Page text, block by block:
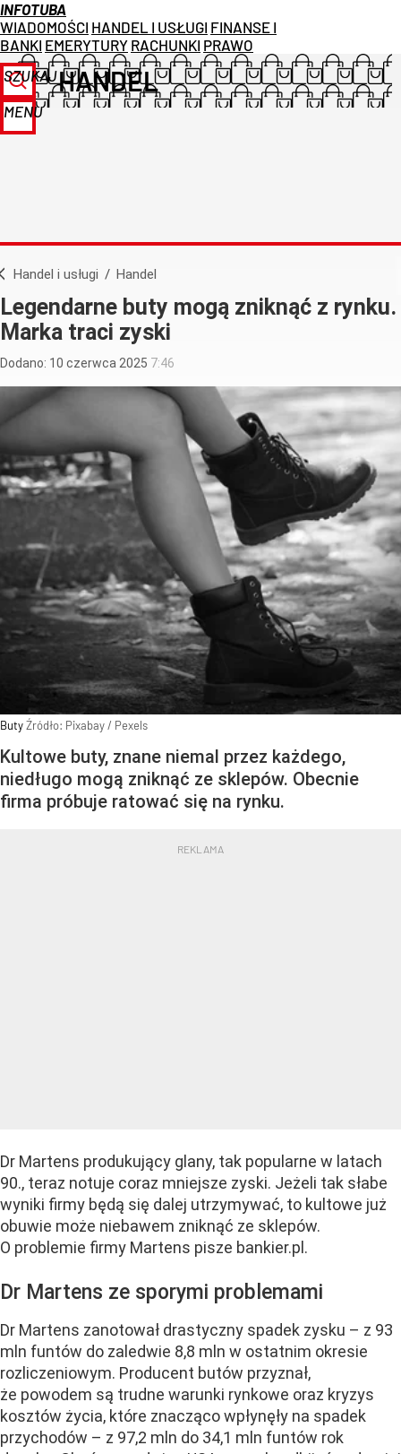
INFOTUBA
WIADOMOŚCI HANDEL I USŁUGI FINANSE I
BANKI EMERYTURY RACHUNKI PRAWO
SZUKAJ
MENU
HANDEL
Handel i usługi / Handel
Legendarne buty mogą zniknąć z rynku.
Marka traci zyski
Dodano: 10 czerwca 2025 7:46
ButyŹródło: Pixabay/ Pexels
Kultowe buty, znane niemal przez każdego,
niedługo mogą zniknąć ze sklepów. Obecnie
firma próbuje ratować się na rynku.
Dr Martens produkujący glany, tak popularne w latach
90., teraz notuje coraz mniejsze zyski. Jeżeli tak słabe
wyniki firmy będą się dalej utrzymywać, to kultowe już
obuwie może niebawem zniknąć ze sklepów.
O problemie firmy Martens pisze bankier.pl.
Dr Martens ze sporymi problemami
Dr Martens zanotował drastyczny spadek zysku – z 93
mln funtów do zaledwie 8,8 mln w ostatnim okresie
rozliczeniowym. Producent butów przyznał,
że powodem są trudne warunki rynkowe oraz kryzys
kosztów życia, które znacząco wpłynęły na spadek
przychodów – z 97,2 mln do 34,1 mln funtów rok